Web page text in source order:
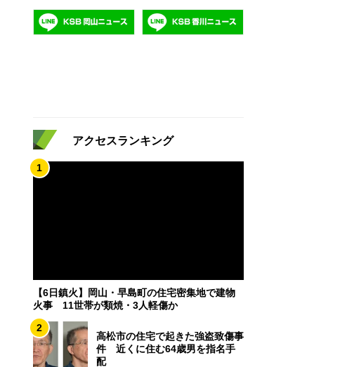
アクセスランキング
1
【6日鎮火】岡山・早島町の住宅密集地で建物
火事 11世帯が類焼・3人軽傷か
2
高松市の住宅で起きた強盗致傷事
件 近くに住む64歳男を指名手
配